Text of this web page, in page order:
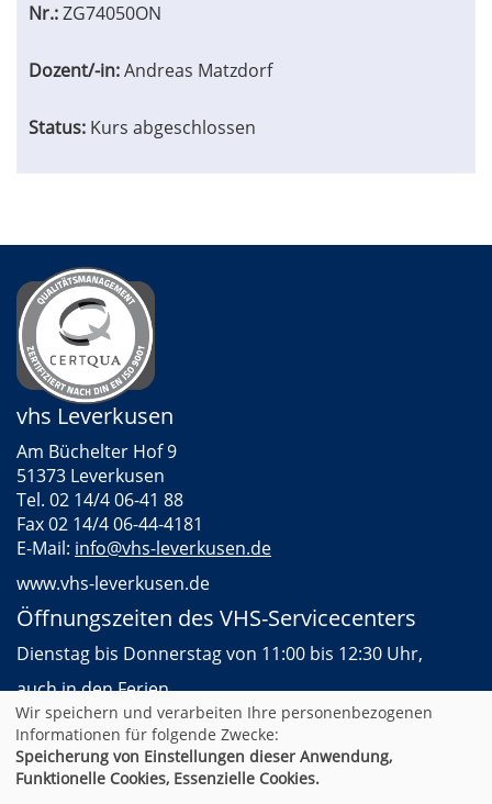
Nr.:ZG74050ON
Dozent/-in:Andreas Matzdorf
Status: Kurs abgeschlossen
vhs Leverkusen
Am Büchelter Hof 9
51373 Leverkusen
Tel. 02 14/4 06-41 88
Fax 02 14/4 06-44-4181
E-Mail: info@vhs-leverkusen.de
www.vhs-leverkusen.de
Öffnungszeiten des VHS-Servicecenters
Dienstag bis Donnerstag von 11:00 bis 12:30 Uhr,
auch in den Ferien
AGB Impressum Datenschutz Widerruf
Wir speichern und verarbeiten Ihre personenbezogenen
Informationen für folgende Zwecke:
Speicherung von Einstellungen dieser Anwendung,
Funktionelle Cookies, Essenzielle Cookies.